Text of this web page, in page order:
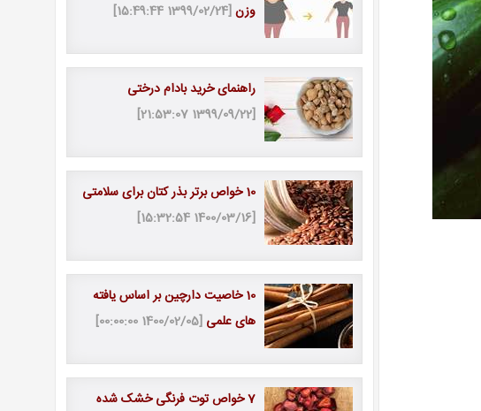
وزن[1399/02/24 15:49:44]
راهنمای خرید بادام درختی
[1399/09/22 21:53:07]
10 خواص برتر بذر کتان برای سلامتی
[1400/03/16 15:32:54]
10 خاصیت دارچین بر اساس یافته
های علمی [1400/02/05 00:00:00]
7 خواص توت فرنگی خشک شده